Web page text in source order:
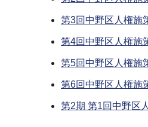
第3回中野区人権施
第4回中野区人権施
第5回中野区人権施
第6回中野区人権施
第2期 第1回中野区